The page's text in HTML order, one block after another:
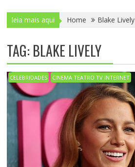
leia mais aqui Home Blake Lively
TAG: BLAKE LIVELY
CELEBRIDADES CINEMA TEATRO TV INTERNET